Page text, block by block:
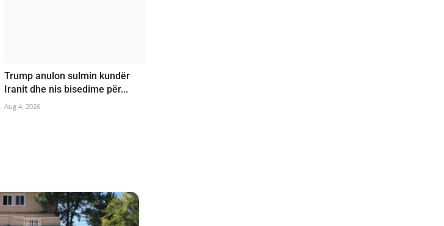
Trump anulon sulmin kundër
Iranit dhe nis bisedime për...
Aug 4, 2026